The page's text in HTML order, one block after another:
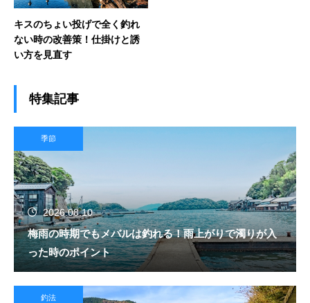
キスのちょい投げで全く釣れ
ない時の改善策！仕掛けと誘
い方を見直す
特集記事
季節
2026.08.10
梅雨の時期でもメバルは釣れる！雨上がりで濁りが入
った時のポイント
釣法